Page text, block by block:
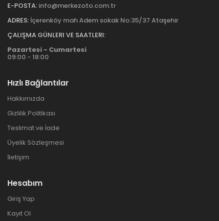
E-POSTA: info@merkezoto.com.tr
ADRES: İçerenköy mah Adem sokak No:35/37 Ataşehir
ÇALIŞMA GÜNLERI VE SAATLERI:
Pazartesi - Cumartesi
09:00 - 18:00
Hızlı Bağlantılar
Hakkımızda
Gizlilik Politikası
Teslimat ve İade
Üyelik Sözleşmesi
İletişim
Hesabım
Giriş Yap
Kayıt Ol